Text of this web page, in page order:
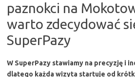
paznokci na
warto zdecydować
SuperPazy
W SuperPazy stawiamy na precyzję i
dlatego każda wizyta startuje od